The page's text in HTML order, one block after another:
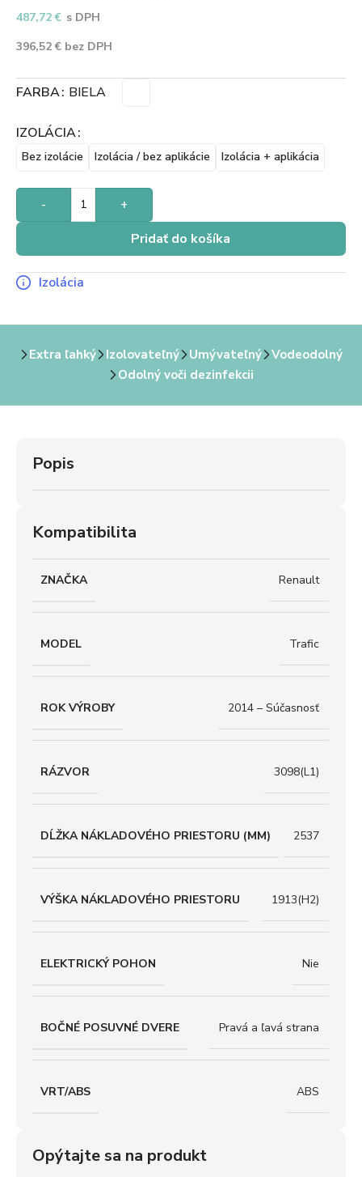
487,72€ s DPH
396,52€ bez DPH
FARBA BIELA
IZOLÁCIA
Bez izolácie Izolácia / bez aplikácie Izolácia + aplikácia
- +
Pridať do košíka
Izolácia
Extra ľahký Izolovateľný Umývateľný
Vodeodolný
Odolný voči dezinfekcii
Popis
Kompatibilita
ZNAČKA Renault
MODEL Trafic
ROK VÝROBY 2014 – Súčasnosť
RÁZVOR 3098(L1)
DĹŽKA NÁKLADOVÉHO PRIESTORU (MM) 2537
VÝŠKA NÁKLADOVÉHO PRIESTORU 1913(H2)
ELEKTRICKÝ POHON Nie
BOČNÉ POSUVNÉ DVERE Pravá a ľavá strana
VRT/ABS ABS
Opýtajte sa na produkt